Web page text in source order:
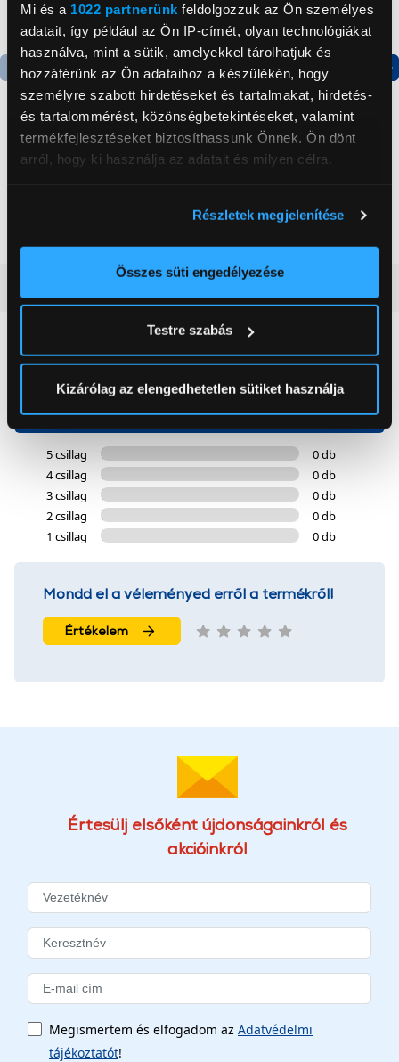
Mi és a 1022 partnerünk feldolgozzuk az Ön személyes
adatait, így például az Ön IP-címét, olyan technológiákat
használva, mint a sütik, amelyekkel tárolhatjuk és
hozzáférünk az Ön adataihoz a készülékén, hogy
személyre szabott hirdetéseket és tartalmakat, hirdetés-
és tartalommérést, közönségbetekintéseket, valamint
termékfejlesztéseket biztosíthassunk Önnek. Ön dönt
arról, hogy ki használja az adatait és milyen célra.
elhelyezkedéséről pár méteres pontossággal
Az Ön készülékén beazonosítása annak konkrét
módjairól és adja meg preferenciáit aRészletek
pontban. Bármikor módosíthatja vagy visszavonhatja a
Sütinyilatkozathoz való hozzájárulását.
okat használ, melyeket az Ön gépén tárol a rendszer. A
cookie-k személyazonosítására nem alkalmasak,
szolgáltatásaink biztosításához szükségesek. Az oldal
használatával Ön elfogadja a cookie-k használatát.
További információk:ÁSZFésAdatvédelem
Részletek megjelenítése
Összes süti engedélyezése
Testre szabás
Kizárólag az elengedhetetlen sütiket használja
Termék adatlap
Gorenje NRS8182KX Side
Termék adatlap
Gorenje N619EAXL4
179 999 Ft
0
5 csillag
0 db
4 csillag
0 db
3 csillag
0 db
2 csillag
0 db
1 csillag
0 db
Mondd el a véleményed erről a termékről!
Értékelem
Értesülj elsőként újdonságainkról és
akcióinkról
Megismertem és elfogadom az Adatvédelmi
tájékoztatót!